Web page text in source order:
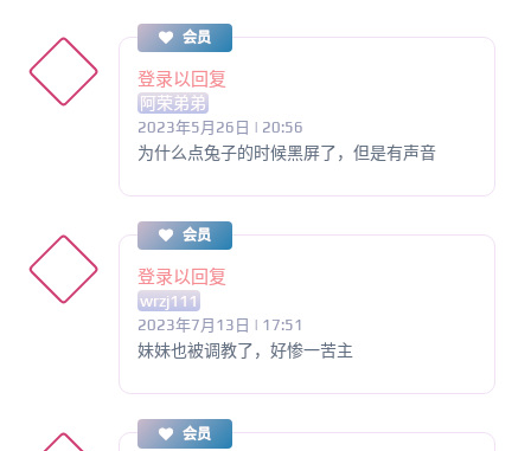
会员
登录以回复
阿荣弟弟
2023年5月26日 | 20:56
为什么点兔子的时候黑屏了，但是有声音
会员
登录以回复
wrzj111
2023年7月13日 | 17:51
妹妹也被调教了，好惨一苦主
会员